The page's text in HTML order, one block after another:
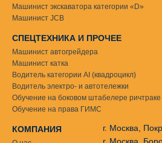
Машинист автогрейдера
Машинист катка
Обучение на права ГИМС
Обучение на боковом штабелере ричтраке
Водитель электро- и автотележки
Водитель категории AI (квадроцикл)
Машинист экскаватора категории «D»
СПЕЦТЕХНИКА И ПРОЧЕЕ
КОМПАНИЯ
Машинист JCB
г. Москва,